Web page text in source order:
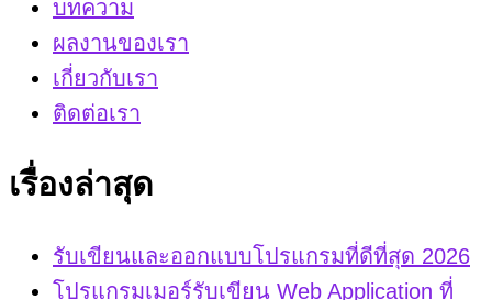
บทความ
ผลงานของเรา
เกี่ยวกับเรา
ติดต่อเรา
เรื่องล่าสุด
รับเขียนและออกแบบโปรแกรมที่ดีที่สุด 2026
โปรแกรมเมอร์รับเขียน Web Application ที่